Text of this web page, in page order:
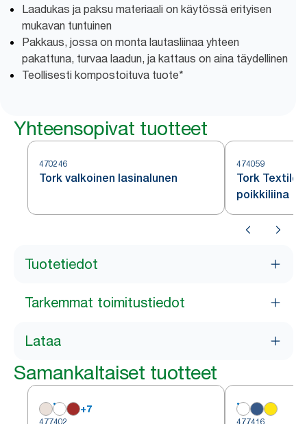
Laadukas ja paksu materiaali on käytössä erityisen
mukavan tuntuinen
Pakkaus, jossa on monta lautasliinaa yhteen
pakattuna, turvaa laadun, ja kattaus on aina täydellinen
Teollisesti kompostoituva tuote*
Yhteensopivat tuotteet
470246
Tork valkoinen lasinalunen
474059
Tork Textile
poikkiliina
Tuotetiedot
Tarkemmat toimitustiedot
Lataa
Samankaltaiset tuotteet
+7
477402 477416